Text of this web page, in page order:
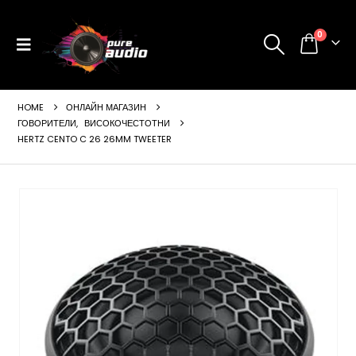
0
HOME
ОНЛАЙН МАГАЗИН
ГОВОРИТЕЛИ, ВИСОКОЧЕСТОТНИ
HERTZ CENTO C 26 26MM TWEETER